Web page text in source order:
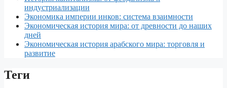
индустриализации
Экономика империи инков: система взаимности
Экономическая история мира: от древности до наших
дней
Экономическая история арабского мира: торговля и
развитие
Теги